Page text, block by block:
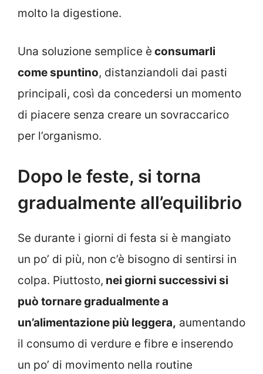
molto la digestione.
Una soluzione semplice è consumarli
come spuntino, distanziandoli dai pasti
principali, così da concedersi un momento
di piacere senza creare un sovraccarico
per l’organismo.
Dopo le feste, si torna
gradualmente all’equilibrio
Se durante i giorni di festa si è mangiato
un po’ di più, non c’è bisogno di sentirsi in
colpa. Piuttosto, nei giorni successivi si
può tornare gradualmente a
un’alimentazione più leggera, aumentando
il consumo di verdure e fibre e inserendo
un po’ di movimento nella routine